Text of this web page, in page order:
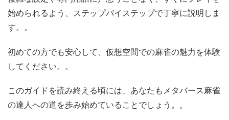
始められるよう、ステップバイステップで丁寧に説明しま
す。。
初めての方でも安心して、仮想空間での麻雀の魅力を体験
してください。。
このガイドを読み終える頃には、あなたもメタバース麻雀
の達人への道を歩み始めていることでしょう。。